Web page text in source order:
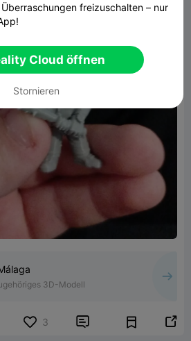
3D-Modell
3  
freizuschalten – nur
Cloud öffnen
Stornieren